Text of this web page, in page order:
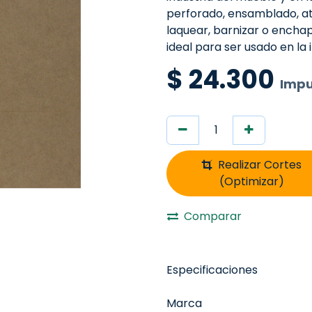
perforado, ensamblado,
laquear, barnizar o
ideal para ser usado en
$ 24.300
Realizar Cortes
(Optimizar)
Comparar
Especificaciones
Marca